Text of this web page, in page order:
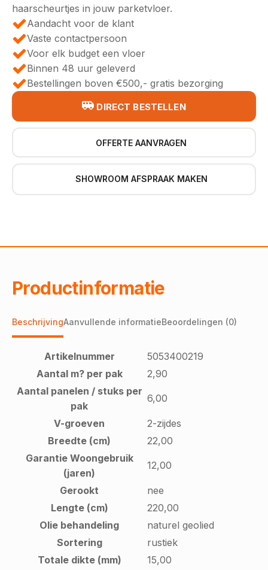
€97,95.
€84,95.
haarscheurtjes in jouw parketvloer.
Aandacht voor de klant
Vaste contactpersoon
Voor elk budget een vloer
Binnen 48 uur geleverd
Bestellingen boven €500,- gratis bezorging
DIRECT BESTELLEN
OFFERTE AANVRAGEN
SHOWROOM AFSPRAAK MAKEN
Productinformatie
BeschrijvingAanvullende informatieBeoordelingen (0)
Artikelnummer
5053400219
Aantal m? per pak
2,90
Aantal panelen / stuks per
pak
6,00
V-groeven
2-zijdes
Breedte (cm)
22,00
Garantie Woongebruik
(jaren)
12,00
Gerookt
nee
Lengte (cm)
220,00
Olie behandeling
naturel geolied
Sortering
rustiek
Totale dikte (mm)
15,00